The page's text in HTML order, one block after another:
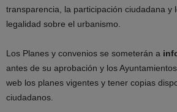
transparencia, la participación ciudadana y
legalidad sobre el urbanismo.
Los Planes y convenios se someterán a
antes de su aprobación y los
web los planes vigentes y tener copias
ciudadanos.